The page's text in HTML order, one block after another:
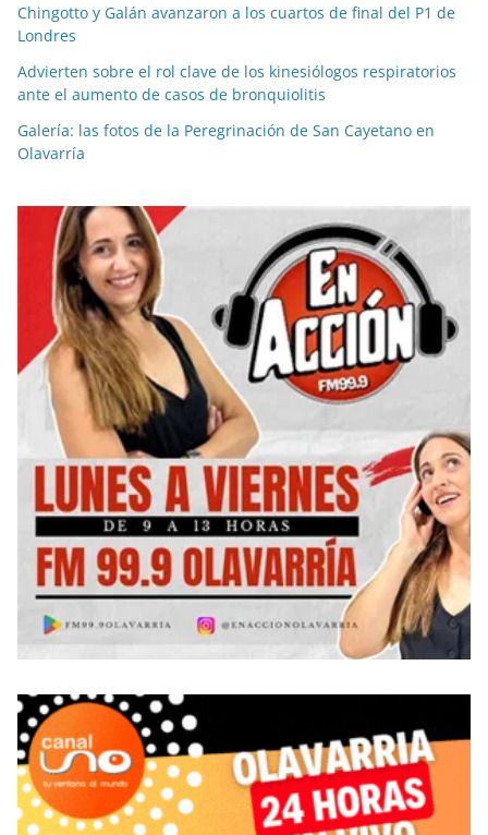
Chingotto y Galán avanzaron a los cuartos de final del P1 de
Londres
Advierten sobre el rol clave de los kinesiólogos respiratorios
ante el aumento de casos de bronquiolitis
Galería: las fotos de la Peregrinación de San Cayetano en
Olavarría